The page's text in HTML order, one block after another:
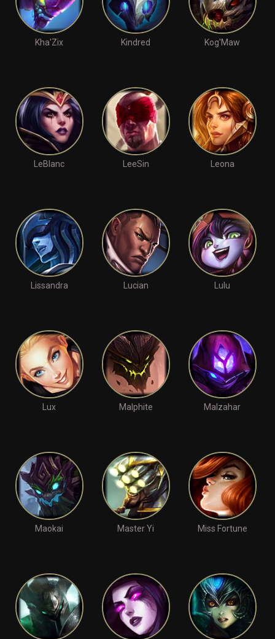
Kha'Zix Kindred Kog'Maw
LeBlanc LeeSin Leona
Lissandra Lucian Lulu
Lux Malphite Malzahar
Maokai Master Yi Miss Fortune